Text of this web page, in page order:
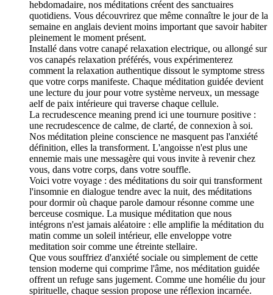
hebdomadaire, nos méditations créent des sanctuaires
quotidiens. Vous découvrirez que même connaître le jour de la
semaine en anglais devient moins important que savoir habiter
pleinement le moment présent.
Installé dans votre canapé relaxation electrique, ou allongé sur
vos canapés relaxation préférés, vous expérimenterez
comment la relaxation authentique dissout le symptome stress
que votre corps manifeste. Chaque méditation guidée devient
une lecture du jour pour votre système nerveux, un message
aelf de paix intérieure qui traverse chaque cellule.
La recrudescence meaning prend ici une tournure positive :
une recrudescence de calme, de clarté, de connexion à soi.
Nos méditation pleine conscience ne masquent pas l'anxiété
définition, elles la transforment. L'angoisse n'est plus une
ennemie mais une messagère qui vous invite à revenir chez
vous, dans votre corps, dans votre souffle.
Voici votre voyage : des méditations du soir qui transforment
l'insomnie en dialogue tendre avec la nuit, des méditations
pour dormir où chaque parole damour résonne comme une
berceuse cosmique. La musique méditation que nous
intégrons n'est jamais aléatoire : elle amplifie la méditation du
matin comme un soleil intérieur, elle enveloppe votre
meditation soir comme une étreinte stellaire.
Que vous souffriez d'anxiété sociale ou simplement de cette
tension moderne qui comprime l'âme, nos méditation guidée
offrent un refuge sans jugement. Comme une homélie du jour
spirituelle, chaque session propose une réflexion incarnée.